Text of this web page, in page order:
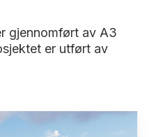
gjennomført av A3
er utført av